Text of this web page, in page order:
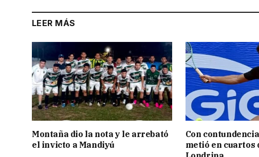
LEER MÁS
Montaña dio la nota y le arrebató
el invicto a Mandiyú
Con
metió en cuartos